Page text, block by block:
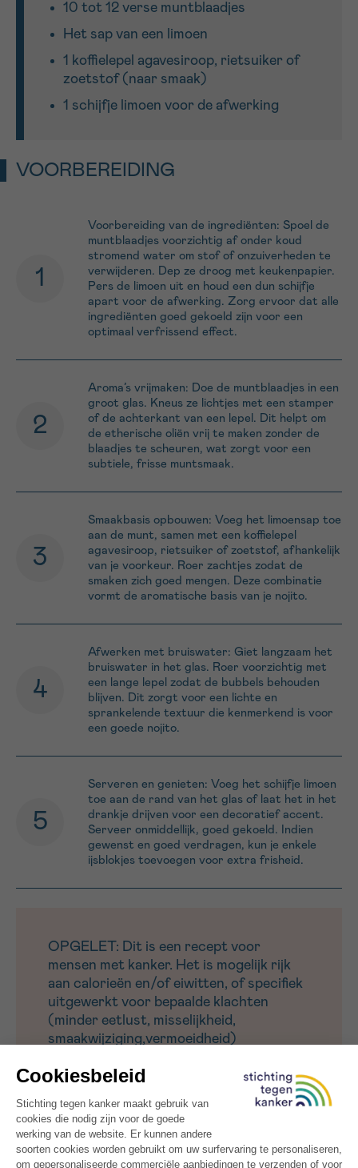
10 tot 12 verse muntblaadjes
Het sap van een limoen
1 koffielepel agavesiroop, rietsuiker of
zoetstof (naar smaak)
1 schijfje limoen voor de afwerking
VOORBEREIDING
Voorbereiding van de ingrediënten: Spoel de
muntblaadjes voorzichtig af onder koud
stromend water om stof of onzuiverheden te
verwijderen. Dep ze droog met keukenpapier.
Pers de limoen uit en houd een dun schijfje
apart voor de afwerking. Zorg ervoor dat alle
ingrediënten goed gekoeld zijn voor een
optimaal verfrissend effect.
Aroma’s vrijmaken: Doe de muntblaadjes in een
groot glas. Kneus ze lichtjes met een stamper
of de achterkant van een lepel. Dit helpt om
de etherische oliën vrij te maken zonder de
blaadjes te scheuren, wat zorgt voor een
subtiele, frisse muntsmaak.
Smaakbasis opbouwen: Voeg het limoensap toe
aan de munt, samen met een koffielepel
agavesiroop, rietsuiker of zoetstof, afhankelijk
van je voorkeur. Roer zachtjes zodat de
smaken zich goed mengen. Deze combinatie
vormt de aromatische basis van je nojito.
Afwerken met bruiswater: Giet langzaam het
bruiswater in het glas. Roer voorzichtig met
een lange lepel zodat de bubbels behouden
blijven. Dit zorgt voor een lichte en
sprankelende textuur die kenmerkend is voor
een goede nojito.
Serveren en genieten: Voeg het schijfje limoen
toe aan de rand van het glas of laat het in het
drankje drijven voor een decoratief accent.
Serveer onmiddellijk, goed gekoeld. Indien
gewenst en goed verdragen, kun je enkele
ijsblokjes toevoegen voor extra frisheid.
OPGELET: Dit is een recept voor
mensen met kanker. Het is mogelijk rijk
aan calorieën en/of eiwitten, of specifiek
uitgewerkt voor bepaalde klachten
(minder eetlust, misselijkheid,
smaakwijziging,vermoeidheid)
Probeer ook eens ons recept voor
kiwischuim met
aardbeiensaus, een andere frisse en aangepaste
lekkernij.
Ja, stuur mij de nieuwsbrief
Ik aanvaard degebruiksvoorwaarden
*VERPLICHT VELD